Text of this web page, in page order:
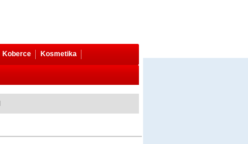
Koberce Kosmetika